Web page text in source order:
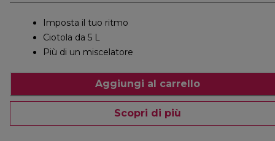
Imposta il tuo ritmo
Ciotola da 5 L
Più di un miscelatore
Aggiungi al carrello
Scopri di più